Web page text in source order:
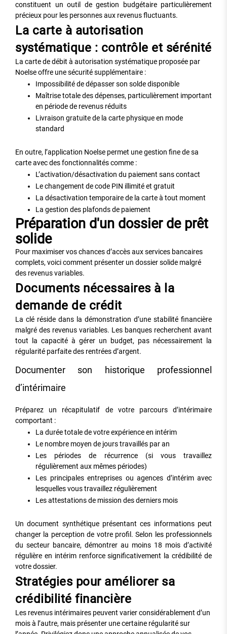
constituent un outil de gestion budgétaire particulièrement
précieux pour les personnes aux revenus fluctuants.
La carte à autorisation
systématique : contrôle et sérénité
La carte de débit à autorisation systématique proposée par
Noelse offre une sécurité supplémentaire :
Impossibilité de dépasser son solde disponible
Maîtrise totale des dépenses, particulièrement important
en période de revenus réduits
Livraison gratuite de la carte physique en mode
standard
En outre, l’application Noelse permet une gestion fine de sa
carte avec des fonctionnalités comme :
L’activation/désactivation du paiement sans contact
Le changement de code PIN illimité et gratuit
La désactivation temporaire de la carte à tout moment
La gestion des plafonds de paiement
Préparation d'un dossier de prêt
solide
Pour maximiser vos chances d’accès aux services bancaires
complets, voici comment présenter un dossier solide malgré
des revenus variables.
Documents nécessaires à la
demande de crédit
La clé réside dans la démonstration d’une stabilité financière
malgré des revenus variables. Les banques recherchent avant
tout la capacité à gérer un budget, pas nécessairement la
régularité parfaite des rentrées d’argent.
Documenter son historique professionnel
d’intérimaire
Préparez un récapitulatif de votre parcours d’intérimaire
comportant :
La durée totale de votre expérience en intérim
Le nombre moyen de jours travaillés par an
Les périodes de récurrence (si vous travaillez
régulièrement aux mêmes périodes)
Les principales entreprises ou agences d’intérim avec
lesquelles vous travaillez régulièrement
Les attestations de mission des derniers mois
Un document synthétique présentant ces informations peut
changer la perception de votre profil. Selon les professionnels
du secteur bancaire, démontrer au moins 18 mois d’activité
régulière en intérim renforce significativement la crédibilité de
votre dossier.
Stratégies pour améliorer sa
crédibilité financière
Les revenus intérimaires peuvent varier considérablement d’un
mois à l’autre, mais présenter une certaine régularité sur